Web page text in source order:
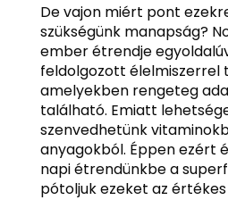
De vajon miért pont
szükségünk manapság?
ember étrendje
feldolgozott élelmiszerrel
amelyekben rengeteg
található. Emiatt
szenvedhetünk
anyagokból. Éppen ezért
napi étrendünkbe a
pótoljuk ezeket az